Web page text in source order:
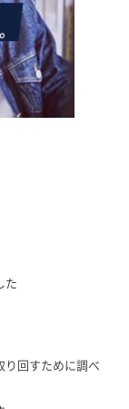
た
回すために調べ